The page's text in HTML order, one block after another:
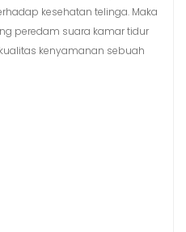
kesehatan telinga. Maka
peredam suara kamar tidur
kenyamanan sebuah